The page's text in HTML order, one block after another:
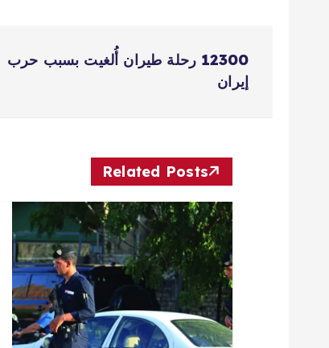
ص
12300 رحلة طيران أُلغيت بسبب حرب
إيران
Related Posts